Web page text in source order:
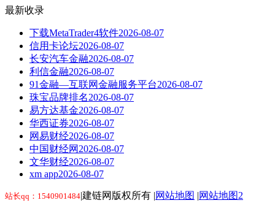
最新收录
下载MetaTrader4软件2026-08-07
信用卡论坛2026-08-07
长安汽车金融2026-08-07
利信金融2026-08-07
91金融—互联网金融服务平台2026-08-07
珠宝品牌排名2026-08-07
易方达基金2026-08-07
华西证券2026-08-07
网易财经2026-08-07
中国财经网 2026-08-07
文华财经2026-08-07
xm app2026-08-07
站长qq：1540901484|建链网版权所有 |网站地图 |网站地图2